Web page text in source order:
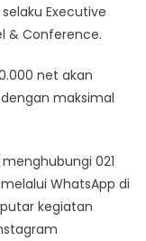
Executive
& Conference.
net akan
maksimal
021
WhatsApp di
kegiatan